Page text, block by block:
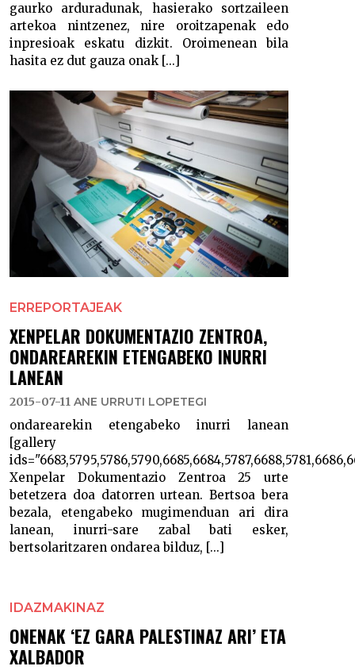
gaurko arduradunak, hasierako sortzaileen
artekoa nintzenez, nire oroitzapenak edo
inpresioak eskatu dizkit. Oroimenean bila
hasita ez dut gauza onak [...]
ERREPORTAJEAK
XENPELAR DOKUMENTAZIO ZENTROA,
ONDAREAREKIN ETENGABEKO INURRI
LANEAN
2015-07-11 ANE URRUTI LOPETEGI
ondarearekin etengabeko inurri lanean
[gallery
Xenpelar Dokumentazio Zentroa 25 urte
betetzera doa datorren urtean. Bertsoa bera
bezala, etengabeko mugimenduan ari dira
lanean, inurri-sare zabal bati esker,
bertsolaritzaren ondarea bilduz, [...]
IDAZMAKINAZ
ONENAK ‘EZ GARA PALESTINAZ ARI’ ETA
XALBADOR